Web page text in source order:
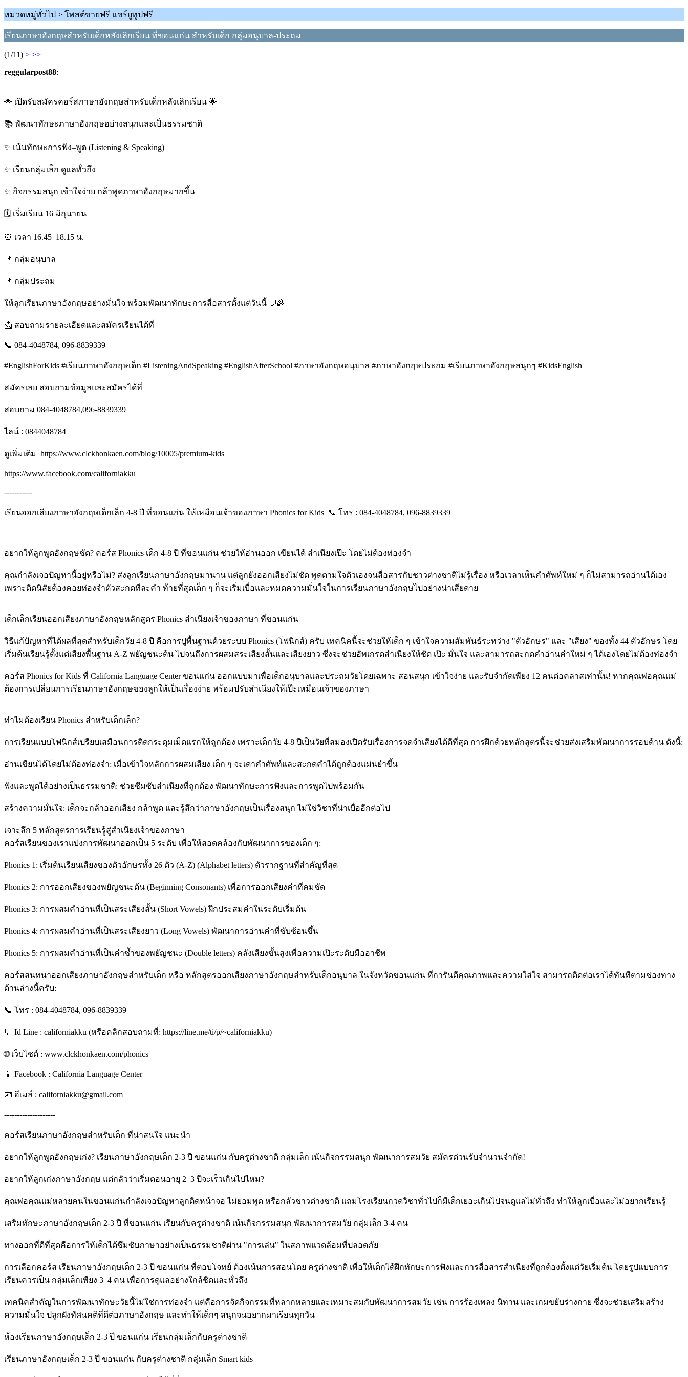
หมวดหมู่ทั่วไป > โพสต์ขายฟรี แชร์ยูทูปฟรี
เรียนภาษาอังกฤษสำหรับเด็กหลังเลิกเรียน ที่ขอนแก่น สำหรับเด็ก กลุ่มอนุบาล-ประถม
(1/11) > >>
reggularpost88:
🌟 เปิดรับสมัครคอร์สภาษาอังกฤษสำหรับเด็กหลังเลิกเรียน 🌟
📚 พัฒนาทักษะภาษาอังกฤษอย่างสนุกและเป็นธรรมชาติ
✨ เน้นทักษะการฟัง–พูด (Listening & Speaking)
✨ เรียนกลุ่มเล็ก ดูแลทั่วถึง
✨ กิจกรรมสนุก เข้าใจง่าย กล้าพูดภาษาอังกฤษมากขึ้น
🗓️ เริ่มเรียน 16 มิถุนายน
⏰ เวลา 16.45–18.15 น.
📌 กลุ่มอนุบาล
📌 กลุ่มประถม
ให้ลูกเรียนภาษาอังกฤษอย่างมั่นใจ พร้อมพัฒนาทักษะการสื่อสารตั้งแต่วันนี้ 💬🌈
📩 สอบถามรายละเอียดและสมัครเรียนได้ที่
📞 084-4048784, 096-8839339
#EnglishForKids #เรียนภาษาอังกฤษเด็ก #ListeningAndSpeaking #EnglishAfterSchool #ภาษาอังกฤษอนุบาล #ภาษาอังกฤษประถม #เรียนภาษาอังกฤษสนุกๆ #KidsEnglish
สมัครเลย สอบถามข้อมูลและสมัครได้ที่
สอบถาม 084-4048784,096-8839339
ไลน์ : 0844048784
ดูเพิ่มเติม https://www.clckhonkaen.com/blog/10005/premium-kids
https://www.facebook.com/californiakku
-----------
เรียนออกเสียงภาษาอังกฤษเด็กเล็ก 4-8 ปี ที่ขอนแก่น ให้เหมือนเจ้าของภาษา Phonics for Kids 📞 โทร : 084-4048784, 096-8839339
อยากให้ลูกพูดอังกฤษชัด? คอร์ส Phonics เด็ก 4-8 ปี ที่ขอนแก่น ช่วยให้อ่านออก เขียนได้ สำเนียงเป๊ะ โดยไม่ต้องท่องจำ
คุณกำลังเจอปัญหานี้อยู่หรือไม่? ส่งลูกเรียนภาษาอังกฤษมานาน แต่ลูกยังออกเสียงไม่ชัด พูดตามใจตัวเองจนสื่อสารกับชาวต่างชาติไม่รู้เรื่อง หรือเวลาเห็นคำศัพท์ใหม่ ๆ ก็ไม่สามารถอ่านได้เอง
เพราะติดนิสัยต้องคอยท่องจำตัวสะกดทีละคำ ท้ายที่สุดเด็ก ๆ ก็จะเริ่มเบื่อและหมดความมั่นใจในการเรียนภาษาอังกฤษไปอย่างน่าเสียดาย
เด็กเล็กเรียนออกเสียงภาษาอังกฤษหลักสูตร Phonics สำเนียงเจ้าของภาษา ที่ขอนแก่น
วิธีแก้ปัญหาที่ได้ผลที่สุดสำหรับเด็กวัย 4-8 ปี คือการปูพื้นฐานด้วยระบบ Phonics (โฟนิกส์) ครับ เทคนิคนี้จะช่วยให้เด็ก ๆ เข้าใจความสัมพันธ์ระหว่าง "ตัวอักษร" และ "เสียง" ของทั้ง 44 ตัวอักษร โดย
เริ่มต้นเรียนรู้ตั้งแต่เสียงพื้นฐาน A-Z พยัญชนะต้น ไปจนถึงการผสมสระเสียงสั้นและเสียงยาว ซึ่งจะช่วยอัพเกรดสำเนียงให้ชัด เป๊ะ มั่นใจ และสามารถสะกดคำอ่านคำใหม่ ๆ ได้เองโดยไม่ต้องท่องจำ
คอร์ส Phonics for Kids ที่ California Language Center ขอนแก่น ออกแบบมาเพื่อเด็กอนุบาลและประถมวัยโดยเฉพาะ สอนสนุก เข้าใจง่าย และรับจำกัดเพียง 12 คนต่อคลาสเท่านั้น! หากคุณพ่อคุณแม่
ต้องการเปลี่ยนการเรียนภาษาอังกฤษของลูกให้เป็นเรื่องง่าย พร้อมปรับสำเนียงให้เป๊ะเหมือนเจ้าของภาษา
ทำไมต้องเรียน Phonics สำหรับเด็กเล็ก?
การเรียนแบบโฟนิกส์เปรียบเสมือนการติดกระดุมเม็ดแรกให้ถูกต้อง เพราะเด็กวัย 4-8 ปีเป็นวัยที่สมองเปิดรับเรื่องการจดจำเสียงได้ดีที่สุด การฝึกด้วยหลักสูตรนี้จะช่วยส่งเสริมพัฒนาการรอบด้าน ดังนี้:
อ่านเขียนได้โดยไม่ต้องท่องจำ: เมื่อเข้าใจหลักการผสมเสียง เด็ก ๆ จะเดาคำศัพท์และสะกดคำได้ถูกต้องแม่นยำขึ้น
ฟังและพูดได้อย่างเป็นธรรมชาติ: ช่วยซึมซับสำเนียงที่ถูกต้อง พัฒนาทักษะการฟังและการพูดไปพร้อมกัน
สร้างความมั่นใจ: เด็กจะกล้าออกเสียง กล้าพูด และรู้สึกว่าภาษาอังกฤษเป็นเรื่องสนุก ไม่ใช่วิชาที่น่าเบื่ออีกต่อไป
เจาะลึก 5 หลักสูตรการเรียนรู้สู่สำเนียงเจ้าของภาษา
คอร์สเรียนของเราแบ่งการพัฒนาออกเป็น 5 ระดับ เพื่อให้สอดคล้องกับพัฒนาการของเด็ก ๆ:
Phonics 1: เริ่มต้นเรียนเสียงของตัวอักษรทั้ง 26 ตัว (A-Z) (Alphabet letters) ตัวรากฐานที่สำคัญที่สุด
Phonics 2: การออกเสียงของพยัญชนะต้น (Beginning Consonants) เพื่อการออกเสียงคำที่คมชัด
Phonics 3: การผสมคำอ่านที่เป็นสระเสียงสั้น (Short Vowels) ฝึกประสมคำในระดับเริ่มต้น
Phonics 4: การผสมคำอ่านที่เป็นสระเสียงยาว (Long Vowels) พัฒนาการอ่านคำที่ซับซ้อนขึ้น
Phonics 5: การผสมคำอ่านที่เป็นคำซ้ำของพยัญชนะ (Double letters) คลังเสียงขั้นสูงเพื่อความเป๊ะระดับมืออาชีพ
คอร์สสนทนาออกเสียงภาษาอังกฤษสำหรับเด็ก หรือ หลักสูตรออกเสียงภาษาอังกฤษสำหรับเด็กอนุบาล ในจังหวัดขอนแก่น ที่การันตีคุณภาพและความใส่ใจ สามารถติดต่อเราได้ทันทีตามช่องทาง
ด้านล่างนี้ครับ:
📞 โทร : 084-4048784, 096-8839339
💬 Id Line : californiakku (หรือคลิกสอบถามที่: https://line.me/ti/p/~californiakku)
🌐 เว็บไซต์ : www.clckhonkaen.com/phonics
📱 Facebook : California Language Center
📧 อีเมล์ : californiakku@gmail.com
--------------------
คอร์สเรียนภาษาอังกฤษสำหรับเด็ก ที่น่าสนใจ แนะนำ
อยากให้ลูกพูดอังกฤษเก่ง? เรียนภาษาอังกฤษเด็ก 2-3 ปี ขอนแก่น กับครูต่างชาติ กลุ่มเล็ก เน้นกิจกรรมสนุก พัฒนาการสมวัย สมัครด่วนรับจำนวนจำกัด!
อยากให้ลูกเก่งภาษาอังกฤษ แต่กลัวว่าเริ่มตอนอายุ 2–3 ปีจะเร็วเกินไปไหม?
คุณพ่อคุณแม่หลายคนในขอนแก่นกำลังเจอปัญหาลูกติดหน้าจอ ไม่ยอมพูด หรือกลัวชาวต่างชาติ แถมโรงเรียนกวดวิชาทั่วไปก็มีเด็กเยอะเกินไปจนดูแลไม่ทั่วถึง ทำให้ลูกเบื่อและไม่อยากเรียนรู้
เสริมทักษะภาษาอังกฤษเด็ก 2-3 ปี ที่ขอนแก่น เรียนกับครูต่างชาติ เน้นกิจกรรมสนุก พัฒนาการสมวัย กลุ่มเล็ก 3-4 คน
ทางออกที่ดีที่สุดคือการให้เด็กได้ซึมซับภาษาอย่างเป็นธรรมชาติผ่าน "การเล่น" ในสภาพแวดล้อมที่ปลอดภัย
การเลือกคอร์ส เรียนภาษาอังกฤษเด็ก 2-3 ปี ขอนแก่น ที่ตอบโจทย์ ต้องเน้นการสอนโดย ครูต่างชาติ เพื่อให้เด็กได้ฝึกทักษะการฟังและการสื่อสารสำเนียงที่ถูกต้องตั้งแต่วัยเริ่มต้น โดยรูปแบบการ
เรียนควรเป็น กลุ่มเล็กเพียง 3–4 คน เพื่อการดูแลอย่างใกล้ชิดและทั่วถึง
เทคนิคสำคัญในการพัฒนาทักษะวัยนี้ไม่ใช่การท่องจำ แต่คือการจัดกิจกรรมที่หลากหลายและเหมาะสมกับพัฒนาการสมวัย เช่น การร้องเพลง นิทาน และเกมขยับร่างกาย ซึ่งจะช่วยเสริมสร้าง
ความมั่นใจ ปลูกฝังทัศนคติที่ดีต่อภาษาอังกฤษ และทำให้เด็กๆ สนุกจนอยากมาเรียนทุกวัน
ห้องเรียนภาษาอังกฤษเด็ก 2-3 ปี ขอนแก่น เรียนกลุ่มเล็กกับครูต่างชาติ
เรียนภาษาอังกฤษเด็ก 2-3 ปี ขอนแก่น กับครูต่างชาติ กลุ่มเล็ก Smart kids